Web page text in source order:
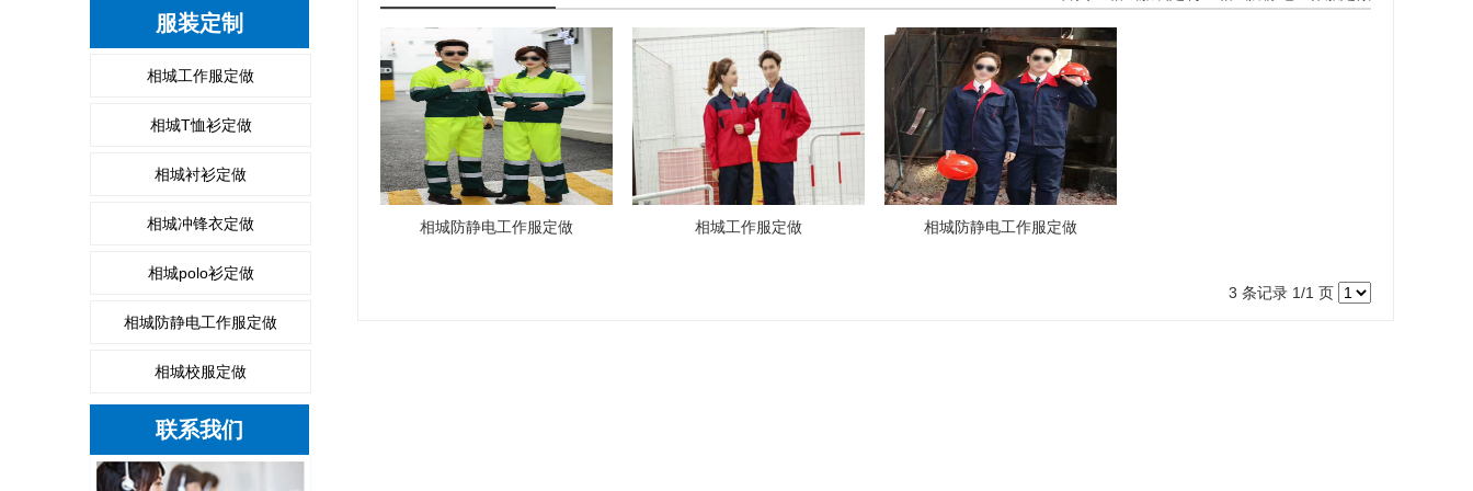
服装定制
相城工作服定做
相城T恤衫定做
相城衬衫定做
相城冲锋衣定做
相城polo衫定做
相城防静电工作服定做
相城校服定做
联系我们
相城防静电工作服定做 相城工作服定做 相城防静电工作服定做
3 条记录 1/1 页